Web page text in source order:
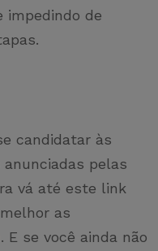
impedindo de
candidatar às
anunciadas pelas
vá até este link
as
. E se você ainda não